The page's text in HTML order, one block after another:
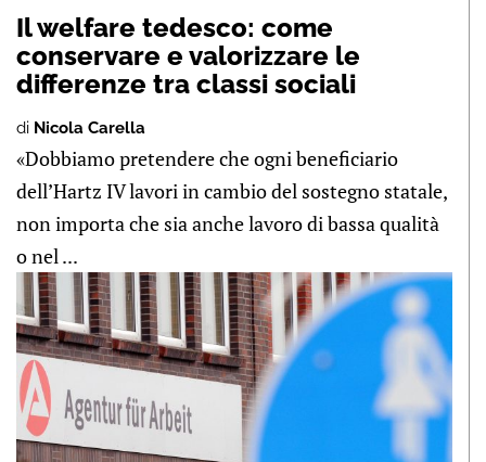
Il welfare tedesco: come
conservare e valorizzare le
differenze tra classi sociali
di Nicola Carella
«Dobbiamo pretendere che ogni beneficiario
dell’Hartz IV lavori in cambio del sostegno statale,
non importa che sia anche lavoro di bassa qualità
o nel ...